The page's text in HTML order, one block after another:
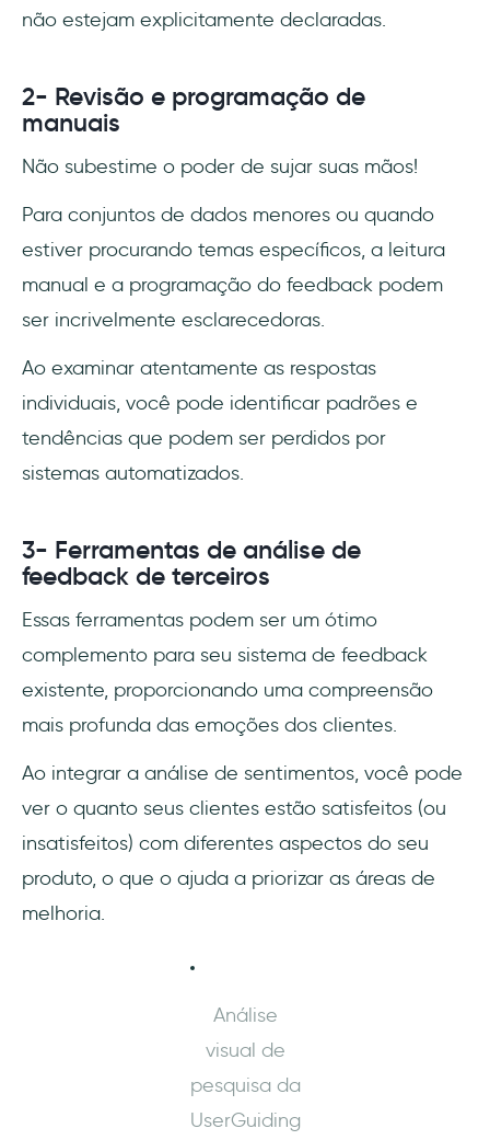
não estejam explicitamente declaradas.
2- Revisão e programação de
manuais
Não subestime o poder de sujar suas mãos!
Para conjuntos de dados menores ou quando
estiver procurando temas específicos, a leitura
manual e a programação do feedback podem
ser incrivelmente esclarecedoras.
Ao examinar atentamente as respostas
individuais, você pode identificar padrões e
tendências que podem ser perdidos por
sistemas automatizados.
3- Ferramentas de análise de
feedback de terceiros
Essas ferramentas podem ser um ótimo
complemento para seu sistema de feedback
existente, proporcionando uma compreensão
mais profunda das emoções dos clientes.
Ao integrar a análise de sentimentos, você pode
ver o quanto seus clientes estão satisfeitos (ou
insatisfeitos) com diferentes aspectos do seu
produto, o que o ajuda a priorizar as áreas de
melhoria.
Análise
visual de
pesquisa da
UserGuiding